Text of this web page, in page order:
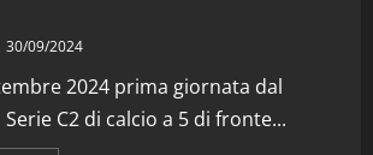
30/09/2024
2024 prima giornata dal
C2 di calcio a 5 di fronte...
“SportEmpire” in Podcast: 29^ Puntata
(Martedi 28 Aprile 2026)
28/04/2026